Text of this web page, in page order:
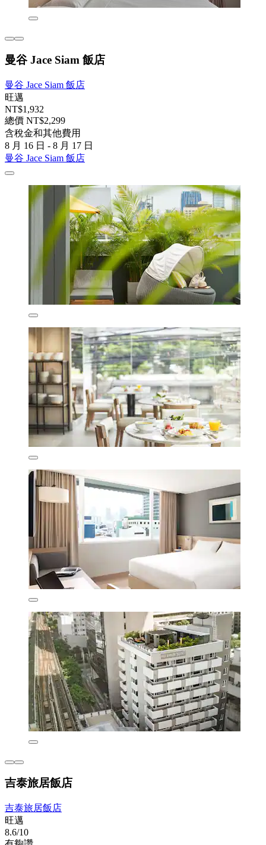
曼谷 Jace Siam 飯店
曼谷 Jace Siam 飯店
旺邁
NT$1,932
總價 NT$2,299
含稅金和其他費用
8 月 16 日 - 8 月 17 日
曼谷 Jace Siam 飯店
吉泰旅居飯店
吉泰旅居飯店
旺邁
8.6/10